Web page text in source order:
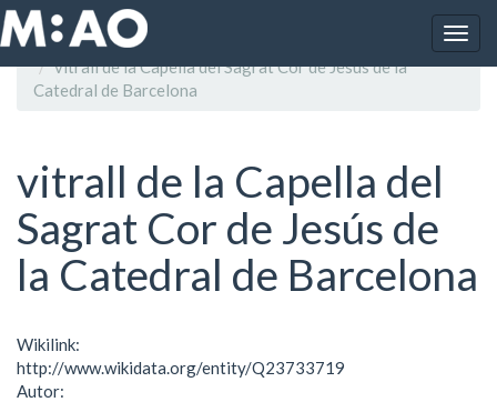
Vés al contingut
Inici
vitrall de la Capella del Sagrat Cor de Jesús de la
Catedral de Barcelona
vitrall de la Capella del
Sagrat Cor de Jesús de
la Catedral de Barcelona
Wikilink:
http://www.wikidata.org/entity/Q23733719
Autor: